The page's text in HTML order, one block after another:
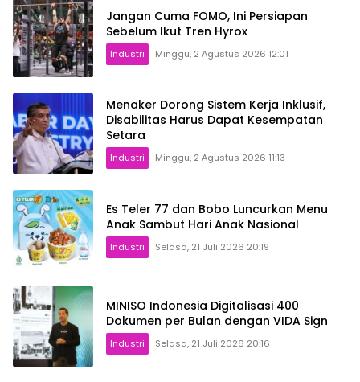
Jangan Cuma FOMO, Ini Persiapan
Sebelum Ikut Tren Hyrox
Industri Minggu, 2 Agustus 2026 12:01
Menaker Dorong Sistem Kerja Inklusif,
Disabilitas Harus Dapat Kesempatan
Setara
Industri Minggu, 2 Agustus 2026 11:13
Es Teler 77 dan Bobo Luncurkan Menu
Anak Sambut Hari Anak Nasional
Industri Selasa, 21 Juli 2026 20:19
MINISO Indonesia Digitalisasi 400
Dokumen per Bulan dengan VIDA Sign
Industri Selasa, 21 Juli 2026 20:16